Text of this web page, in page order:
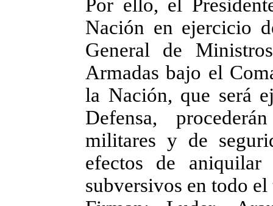
Por ello, el
Nación en ejercicio
General de
Armadas bajo el
la Nación, que será
Defensa,
militares y de
efectos de
subversivos en todo